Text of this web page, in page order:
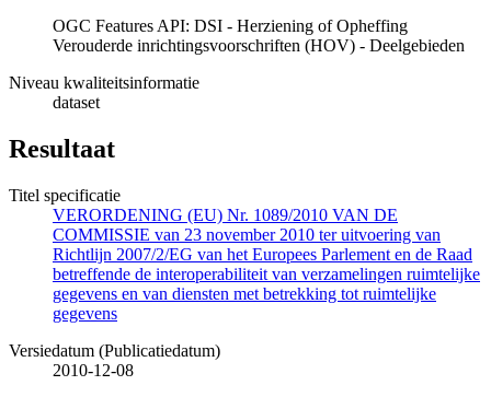
OGC Features API: DSI - Herziening of Opheffing
Verouderde inrichtingsvoorschriften (HOV) - Deelgebieden
Niveau kwaliteitsinformatie
dataset
Resultaat
Titel specificatie
VERORDENING (EU) Nr. 1089/2010 VAN DE
COMMISSIE van 23 november 2010 ter uitvoering van
Richtlijn 2007/2/EG van het Europees Parlement en de Raad
betreffende de interoperabiliteit van verzamelingen ruimtelijke
gegevens en van diensten met betrekking tot ruimtelijke
gegevens
Versiedatum (Publicatiedatum)
2010-12-08